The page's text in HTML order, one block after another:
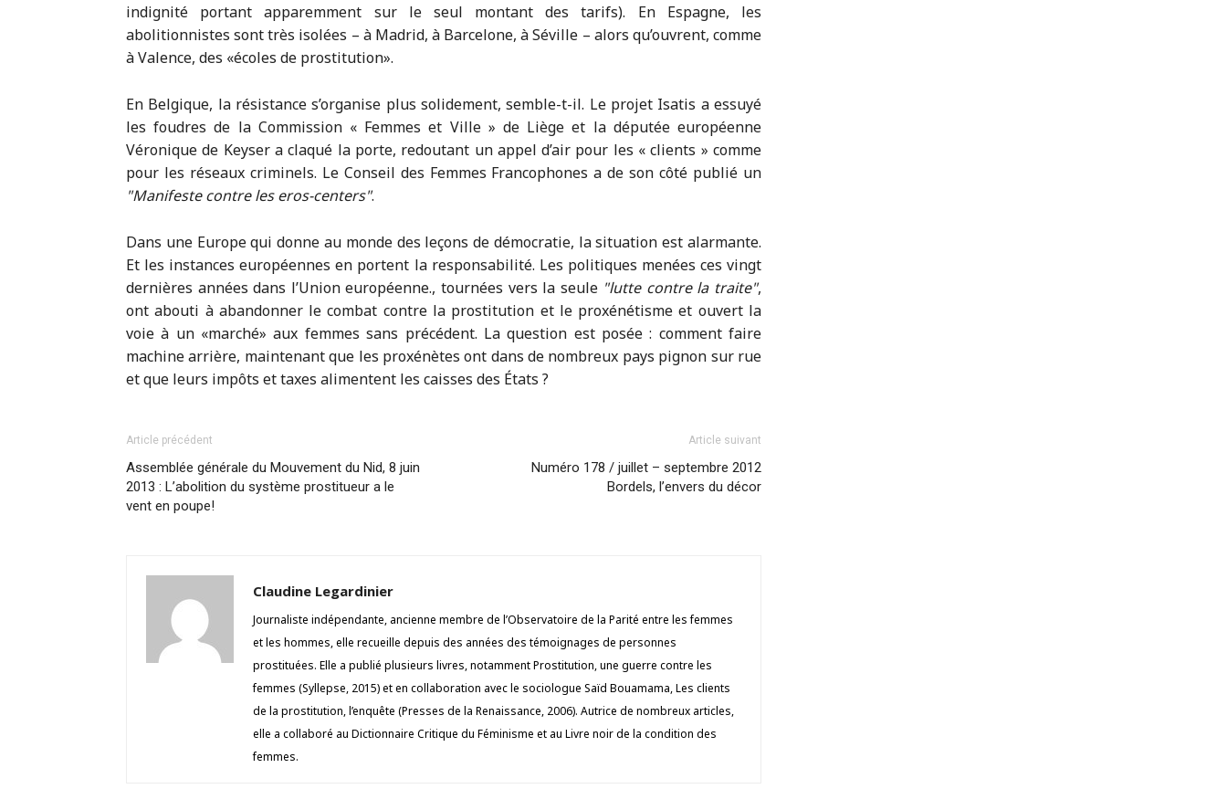
indignité portant apparemment sur le seul montant des tarifs). En Espagne, les
abolitionnistes sont très isolées – à Madrid, à Barcelone, à Séville – alors qu’ouvrent, comme
à Valence, des «écoles de prostitution».
En Belgique, la résistance s’organise plus solidement, semble-t-il. Le projet Isatis a essuyé
les foudres de la Commission « Femmes et Ville » de Liège et la députée européenne
Véronique de Keyser a claqué la porte, redoutant un appel d’air pour les « clients » comme
pour les réseaux criminels. Le Conseil des Femmes Francophones a de son côté publié un
Manifeste contre les eros-centers .
Dans une Europe qui donne au monde des leçons de démocratie, la situation est alarmante.
Et les instances européennes en portent la responsabilité. Les politiques menées ces vingt
dernières années dans l’Union européenne., tournées vers la seule lutte contre la traite ,
ont abouti à abandonner le combat contre la prostitution et le proxénétisme et ouvert la
voie à un «marché» aux femmes sans précédent. La question est posée : comment faire
machine arrière, maintenant que les proxénètes ont dans de nombreux pays pignon sur rue
et que leurs impôts et taxes alimentent les caisses des États ?
Article précédent
Assemblée générale du Mouvement du Nid, 8 juin
2013 : L’abolition du système prostitueur a le
vent en poupe!
Article suivant
Numéro 178 / juillet – septembre 2012
Bordels, l’envers du décor
Claudine Legardinier
Journaliste indépendante, ancienne membre de l’Observatoire de la Parité entre les femmes
et les hommes, elle recueille depuis des années des témoignages de personnes
prostituées. Elle a publié plusieurs livres, notamment Prostitution, une guerre contre les
femmes (Syllepse, 2015) et en collaboration avec le sociologue Saïd Bouamama, Les clients
de la prostitution, l’enquête (Presses de la Renaissance, 2006). Autrice de nombreux articles,
elle a collaboré au Dictionnaire Critique du Féminisme et au Livre noir de la condition des
femmes.